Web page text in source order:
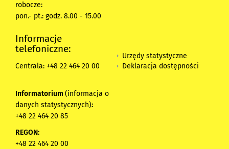
robocze:
pon.- pt.: godz. 8.00 - 15.00
Informacje
telefoniczne:
Centrala: +48 22 464 20 00
Informatorium (informacja o
danych statystycznych):
+48 22 464 20 85
REGON:
+48 22 464 20 00
Urzędy statystyczne
Deklaracja dostępności